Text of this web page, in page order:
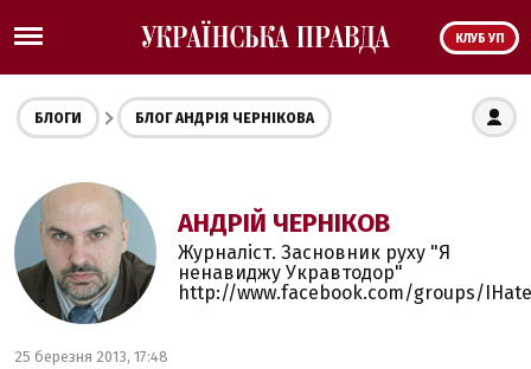
КЛУБ УП
БЛОГИ БЛОГ АНДРІЯ ЧЕРНІКОВА
АНДРІЙ ЧЕРНІКОВ
Журналіст. Засновник руху "Я
ненавиджу Укравтодор"
http://www.facebook.com/groups/
25 березня 2013, 17:48